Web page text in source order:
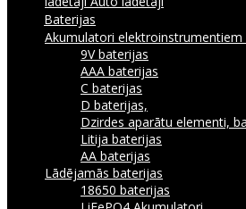
Baterijas
Akumulatori elektroinstrumentiem
9V baterijas
AAA baterijas
C baterijas
D baterijas,
Dzirdes aparātu elementi,
Litija baterijas
AA baterijas
Lādējamās baterijas
18650 baterijas